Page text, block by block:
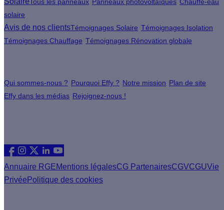
Tous les panneaux Panneaux photovoltaïques Chauffe-eau
solaire
Avis de nos clientsTémoignages Solaire Témoignages Isolation
Témoignages Chauffage Témoignages Rénovation globale
Qui sommes-nous ? Pourquoi Effy ? Notre mission Plan de site
Effy dans les médias Rejoignez-nous !
Annuaire RGEMentions légalesCG PartenairesCGVCGUVie
Privée Politique des cookies